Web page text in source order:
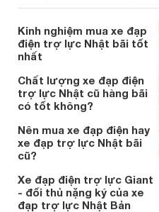
xe đạp điện trợ lực từ xe
Kinh nghiệm mua xe đạp
điện trợ lực Nhật bãi tốt
nhất
Chất lượng xe đạp điện
trợ lực Nhật cũ hàng bãi
có tốt không?
Nên mua xe đạp điện hay
xe đạp trợ lực Nhật bãi
cũ?
Xe đạp điện trợ lực Giant
- đối thủ nặng ký của xe
đạp trợ lực Nhật Bản